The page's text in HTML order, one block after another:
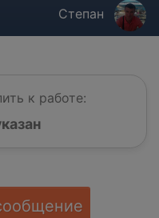
Степан
к работе: